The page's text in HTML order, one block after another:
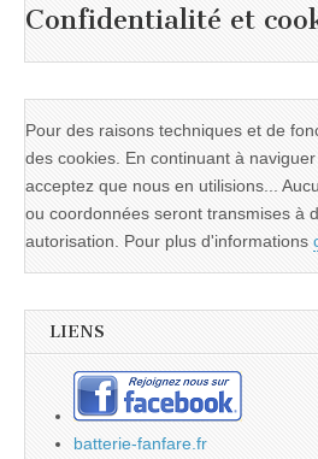
Confidentialité et
Pour des raisons techniques et de
des cookies. En continuant à
acceptez que nous en utilisions...
ou coordonnées seront transmises à
autorisation. Pour plus d'informations
LIENS
batterie-fanfare.fr